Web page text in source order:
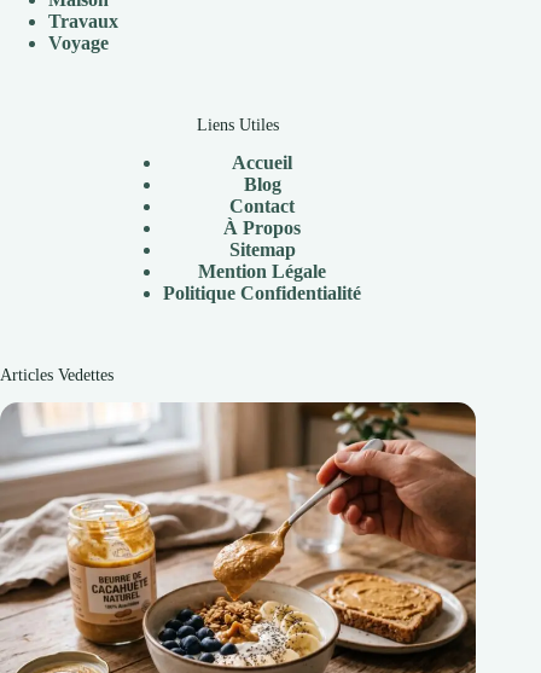
Travaux
Voyage
Liens Utiles
Accueil
Blog
Contact
À Propos
Sitemap
Mention Légale
Politique Confidentialité
Articles Vedettes